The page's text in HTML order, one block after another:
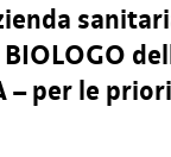
BIOLOGO
– per le